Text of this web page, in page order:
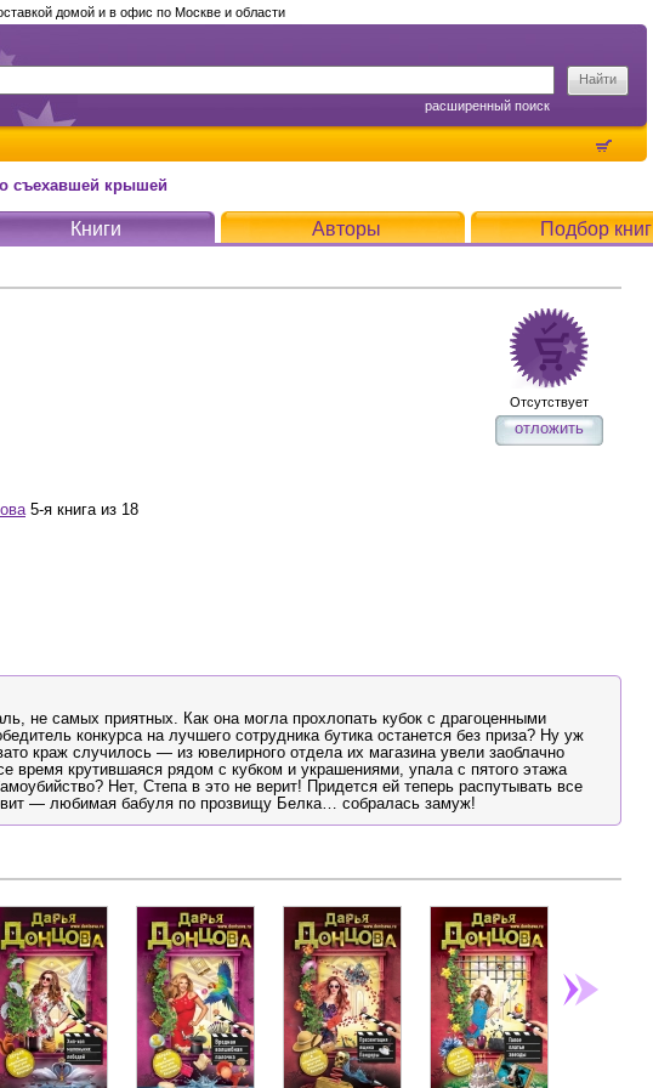
расширенный поиск
домой и в офис по Москве и области
съехавшей крышей
Книги Авторы Подбор книг
5-я книга из 18
Отсутствует
отложить
самых приятных. Как она могла прохлопать кубок с драгоценными
конкурса на лучшего сотрудника бутика останется без приза? Ну уж
краж случилось — из ювелирного отдела их магазина увели заоблачно
крутившаяся рядом с кубком и украшениями, упала с пятого этажа
Нет, Степа в это не верит! Придется ей теперь распутывать все
— любимая бабуля по прозвищу Белка… собралась замуж!